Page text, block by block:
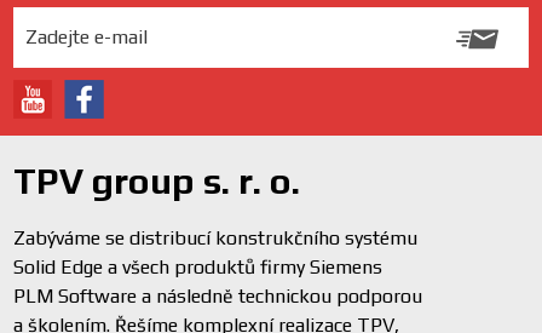
TPV group s. r. o.
Zabýváme se distribucí konstrukčního systému
Solid Edge a všech produktů firmy Siemens
PLM Software a následně technickou podporou
a školením. Řešíme komplexní realizace TPV,